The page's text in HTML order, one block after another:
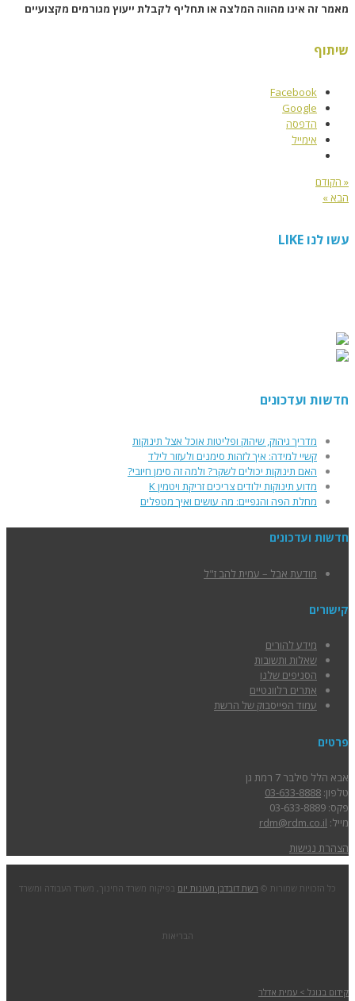
מאמר זה אינו מהווה המלצה או תחליף לקבלת ייעוץ מגורמים מקצועיים
שיתוף
Facebook
Google
הדפסה
אימייל
« הקודם
הבא »
עשו לנו LIKE
חדשות ועדכונים
מדריך גיהוק, שיהוק ופליטות אוכל אצל תינוקות
קשיי למידה: איך לזהות סימנים ולעזור לילד
האם תינוקות יכולים לשקר? ולמה זה סימן חיובי?
מדוע תינוקות ילודים צריכים זריקת ויטמין K
מחלת הפה והגפיים: מה עושים ואיך מטפלים
חדשות ועדכונים
מודעת אבל – עמית להב ז"ל
קישורים
מידע להורים
שאלות ותשובות
הסניפים שלנו
אתרים רלוונטיים
עמוד הפייסבוק של הרשת
פרטים
אבא הלל סילבר 7 רמת גן
טלפון: 03-633-8888
פקס: 03-633-8889
מייל: rdm@rdm.co.il
הצהרת נגישות
כל הזכויות שמורות © רשת דובדבן מעונות יום בפיקוח משרד החינוך, משרד העבודה ומשרד
הבריאות
קידום בגוגל > עמית אדלר